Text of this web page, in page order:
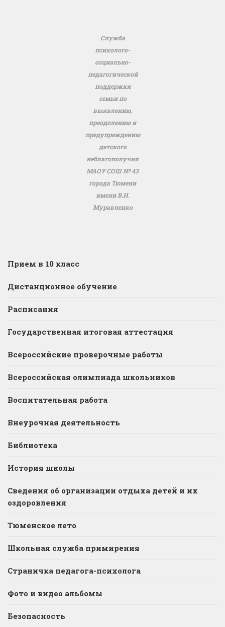
Служба
психолого-
социально-
педагогической
поддержки
семьи по
выявлению,
преодолению и
предупреждению
детского
неблагополучия
МАОУ СОШ № 43
города Тюмени
имени В.И.
Муравленко
Прием в 10 класс
Дистанционное обучение
Расписания
Государственная итоговая аттестация
Всероссийские проверочные работы
Всероссийская олимпиада школьников
Воспитательная работа
Внеурочная деятельность
Библиотека
История школы
Сведения об организации отдыха детей и их
оздоровления
Тюменское лето
Школьная служба примирения
Страничка педагога-психолога
Фото и видео альбомы
Безопасность